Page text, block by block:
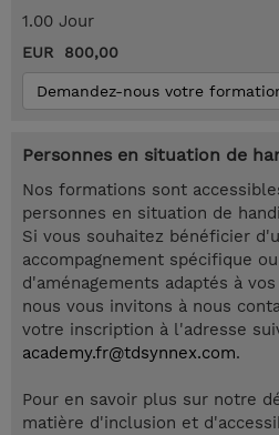
1.00 Jour
EUR 800,00
Demandez-nous votre
Personnes en situation de
Nos formations sont
personnes en situation de
Si vous souhaitez bénéficier
accompagnement spécifique ou
d'aménagements adaptés à
nous vous invitons à nous
votre inscription à l'adresse
academy.fr@tdsynnex.com.
Pour en savoir plus sur notre
matière d'inclusion et